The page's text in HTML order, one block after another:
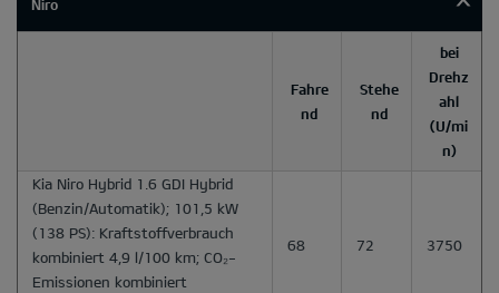
Niro
Fahre
nd
Stehe
nd
bei
Drehz
ahl
(U/mi
n)
Kia Niro Hybrid 1.6 GDI Hybrid
(Benzin/Automatik); 101,5 kW
(138 PS): Kraftstoffverbrauch
kombiniert 4,9 l/100 km; CO₂-
Emissionen kombiniert
68 72 3750